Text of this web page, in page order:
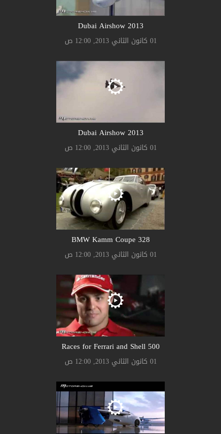
2013 Dubai Airshow
01 كانون الثاني 2013, 12:00 ص
2013 Dubai Airshow
01 كانون الثاني 2013, 12:00 ص
328 BMW Kamm Coupe
01 كانون الثاني 2013, 12:00 ص
500 Races for Ferrari and Shell
01 كانون الثاني 2013, 12:00 ص